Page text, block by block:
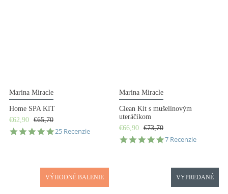
Marina Miracle
Home SPA KIT
€62,90
€65,70
5.0
25 Recenzie
Marina Miracle
Clean Kit s mušelínovým
uteráčikom
€66,90
€73,70
4.9
7 Recenzie
VÝHODNÉ BALENIE VYPREDANÉ